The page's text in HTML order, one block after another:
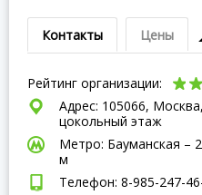
Контакты Цены
Рейтинг организации:
Адрес: 105066,
цокольный этаж
Метро: Бауманская –
м
Телефон: 8-985-247-